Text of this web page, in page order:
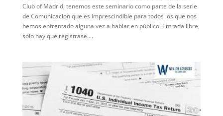
Club of Madrid, tenemos este seminario como parte de la serie
de Comunicacion que es imprescindible para todos los que nos
hemos enfrentado alguna vez a hablar en público. Entrada libre,
sólo hay que registrase....